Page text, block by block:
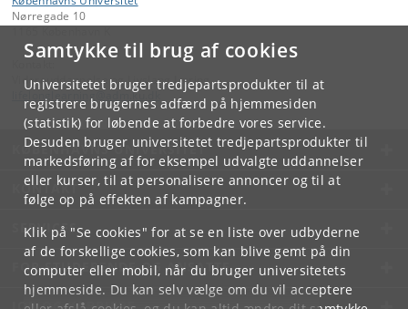
Samtykke til brug af cookies
Universitetet bruger tredjepartsprodukter til at
registrere brugernes adfærd på hjemmesiden
(statistik) for løbende at forbedre vores service.
Desuden bruger universitetet tredjepartsprodukter til
markedsføring af for eksempel udvalgte uddannelser
eller kurser, til at personalisere annoncer og til at
følge op på effekten af kampagner.
Klik på "Se cookies" for at se en liste over udbyderne
af de forskellige cookies, som kan blive gemt på din
computer eller mobil, når du bruger universitetets
hjemmeside. Du kan selv vælge om du vil acceptere
Nørregade 10
Videreuddannelse og Livslang Læring
.ku
KØBENHAVNS UNIVERSITET
KONTAKT
SERVICES
FOR STUDERENDE OG ANSATTE